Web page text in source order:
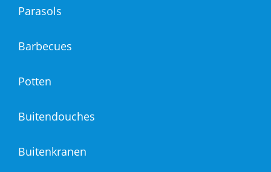
Parasols
Barbecues
Potten
Buitendouches
Buitenkranen